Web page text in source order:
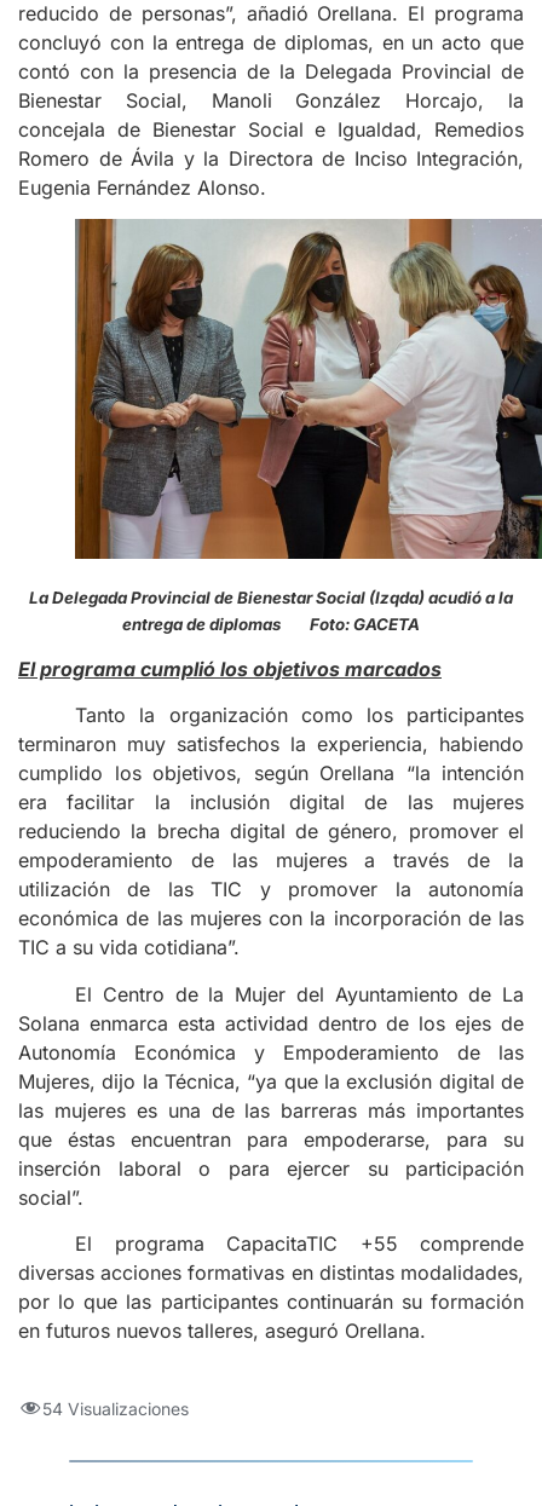
reducido de personas”, añadió Orellana. El programa
concluyó con la entrega de diplomas, en un acto que
contó con la presencia de la Delegada Provincial de
Bienestar Social, Manoli González Horcajo, la
concejala de Bienestar Social e Igualdad, Remedios
Romero de Ávila y la Directora de Inciso Integración,
Eugenia Fernández Alonso.
La Delegada Provincial de Bienestar Social (Izqda) acudió a la
entrega de diplomas Foto: GACETA
El programa cumplió los objetivos marcados
Tanto la organización como los participantes
terminaron muy satisfechos la experiencia, habiendo
cumplido los objetivos, según Orellana “la intención
era facilitar la inclusión digital de las mujeres
reduciendo la brecha digital de género, promover el
empoderamiento de las mujeres a través de la
utilización de las TIC y promover la autonomía
económica de las mujeres con la incorporación de las
TIC a su vida cotidiana”.
El Centro de la Mujer del Ayuntamiento de La
Solana enmarca esta actividad dentro de los ejes de
Autonomía Económica y Empoderamiento de las
Mujeres, dijo la Técnica, “ya que la exclusión digital de
las mujeres es una de las barreras más importantes
que éstas encuentran para empoderarse, para su
inserción laboral o para ejercer su participación
social”.
El programa CapacitaTIC +55 comprende
diversas acciones formativas en distintas modalidades,
por lo que las participantes continuarán su formación
en futuros nuevos talleres, aseguró Orellana.
54 Visualizaciones